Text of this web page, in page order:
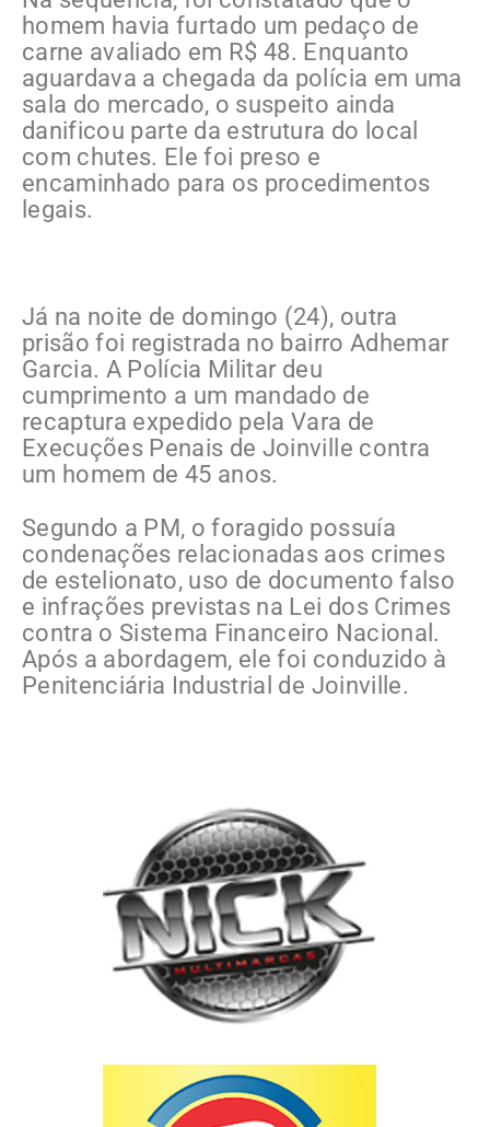
homem havia furtado um pedaço de
carne avaliado em R$ 48. Enquanto
aguardava a chegada da polícia em uma
sala do mercado, o suspeito ainda
danificou parte da estrutura do local
com chutes. Ele foi preso e
encaminhado para os procedimentos
legais.
Já na noite de domingo (24), outra
prisão foi registrada no bairro Adhemar
Garcia. A Polícia Militar deu
cumprimento a um mandado de
recaptura expedido pela Vara de
Execuções Penais de Joinville contra
um homem de 45 anos.
Segundo a PM, o foragido possuía
condenações relacionadas aos crimes
de estelionato, uso de documento falso
e infrações previstas na Lei dos Crimes
contra o Sistema Financeiro Nacional.
Após a abordagem, ele foi conduzido à
Penitenciária Industrial de Joinville.